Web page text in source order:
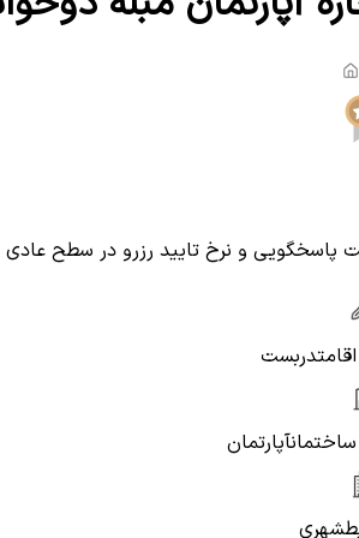
پاسخگویی و نرخ تایید رزرو در سطح عادی
دربست
آپارتمان
شهری